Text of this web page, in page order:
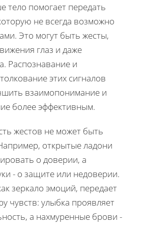
тело помогает передать
не всегда возможно
Это могут быть жесты,
глаз и даже
Распознавание и
этих сигналов
взаимопонимание и
более эффективным.
жестов не может быть
открытые ладони
о доверии, а
- о защите или недоверии.
зеркало эмоций, передает
чувств: улыбка проявляет
а нахмуренные брови -